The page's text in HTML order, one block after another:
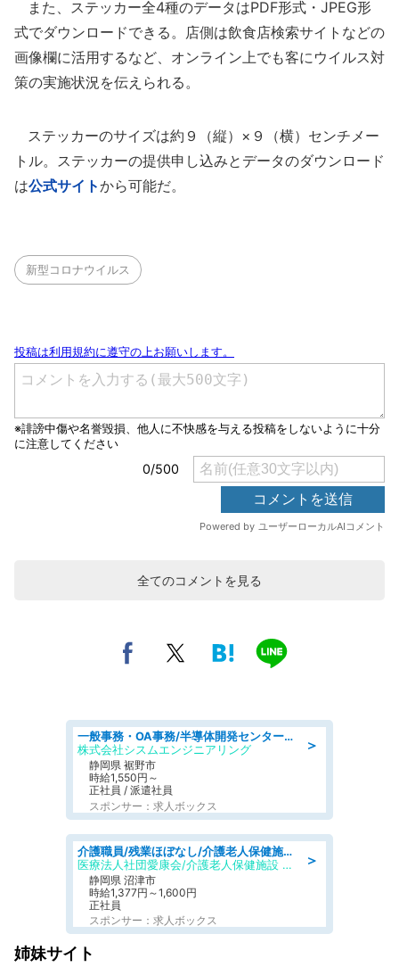
また、ステッカー全4種のデータはPDF形式・JPEG形
式でダウンロードできる。店側は飲食店検索サイトなどの
画像欄に活用するなど、オンライン上でも客にウイルス対
策の実施状況を伝えられる。
ステッカーのサイズは約９（縦）×９（横）センチメー
トル。ステッカーの提供申し込みとデータのダウンロード
は公式サイトから可能だ。
新型コロナウイルス
全てのコメントを見る
＞
一般事務・OA事務/半導体開発センター内で事務&軽作業スタッフ、募集
株式会社シスムエンジニアリング
静岡県 裾野市
時給1,550円～
正社員 / 派遣社員
スポンサー：求人ボックス
＞
介護職員/残業ほぼなし/介護老人保健施設の介護職/シフト相談可
医療法人社団愛康会/介護老人保健施設 タカネ園
静岡県 沼津市
時給1,377円～1,600円
正社員
スポンサー：求人ボックス
姉妹サイト